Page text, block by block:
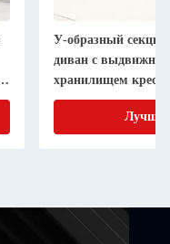
У-образный
диван с
хранилищем
ткань